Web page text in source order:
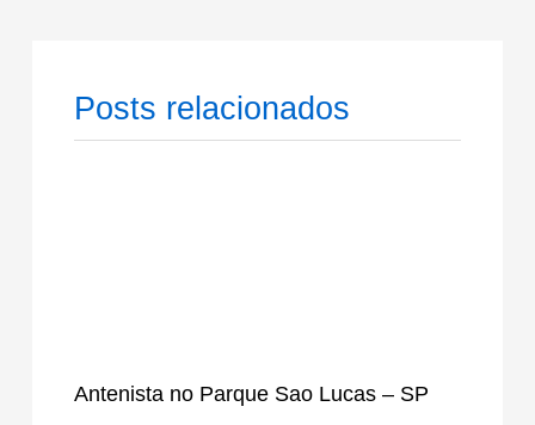
Posts relacionados
Antenista no Parque Sao Lucas – SP